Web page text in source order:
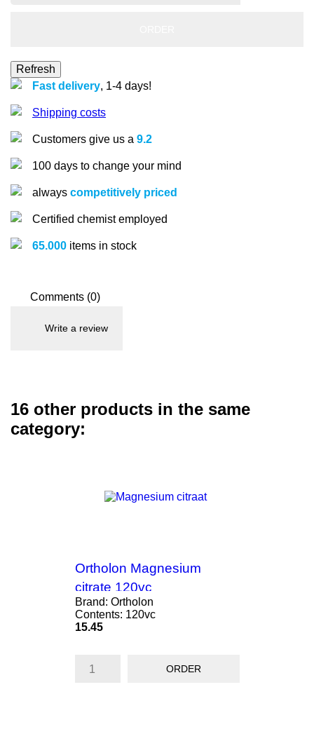
Fast delivery, 1-4 days!
Shipping costs
Customers give us a 9.2
100 days to change your mind
always competitively priced
Certified chemist employed
65.000 items in stock
Comments (0)
Write a review
16 other products in the same
category:
Ortholon Magnesium
citrate 120vc
Brand: Ortholon
Contents: 120vc
Price
15.45
ORDER